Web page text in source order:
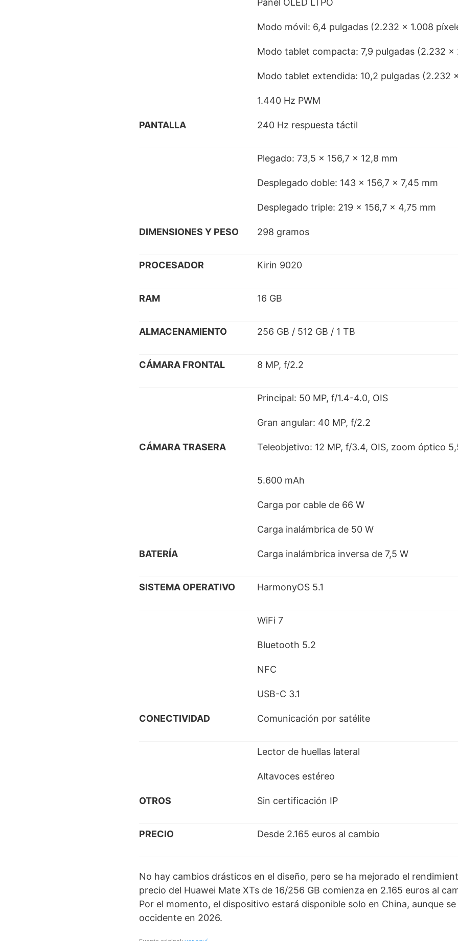
PANTALLA
Panel OLED LTPO
Modo móvil: 6,4 pulgadas (2.232 x 1.008
Modo tablet compacta: 7,9 pulgadas (2.232 x
Modo tablet extendida: 10,2 pulgadas (2.232
1.440 Hz PWM
240 Hz respuesta táctil
DIMENSIONES Y PESO
Plegado: 73,5 x 156,7 x 12,8 mm
Desplegado doble: 143 x 156,7 x 7,45 mm
Desplegado triple: 219 x 156,7 x 4,75 mm
298 gramos
PROCESADOR Kirin 9020
RAM 16 GB
ALMACENAMIENTO 256 GB / 512 GB / 1 TB
CÁMARA FRONTAL 8 MP, f/2.2
CÁMARA TRASERA
Principal: 50 MP, f/1.4-4.0, OIS
Gran angular: 40 MP, f/2.2
Teleobjetivo: 12 MP, f/3.4, OIS, zoom óptico
BATERÍA
5.600 mAh
Carga por cable de 66 W
Carga inalámbrica de 50 W
Carga inalámbrica inversa de 7,5 W
SISTEMA OPERATIVO HarmonyOS 5.1
CONECTIVIDAD
WiFi 7
Bluetooth 5.2
NFC
USB-C 3.1
Comunicación por satélite
OTROS
Lector de huellas lateral
Altavoces estéreo
Sin certificación IP
PRECIO Desde 2.165 euros al cambio
No hay cambios drásticos en el diseño, pero se ha mejorado el
precio del Huawei Mate XTs de 16/256 GB comienza en 2.165 euros al
Por el momento, el dispositivo estará disponible solo en China, aunque
occidente en 2026.